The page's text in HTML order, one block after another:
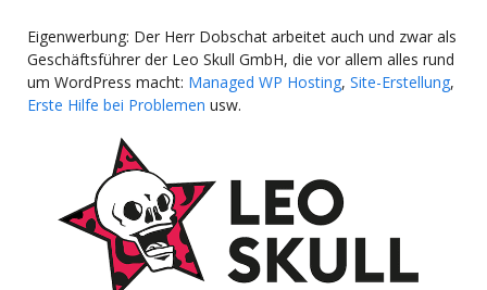
Eigenwerbung: Der Herr Dobschat arbeitet auch und zwar als
Geschäftsführer der Leo Skull GmbH, die vor allem alles rund
um WordPress macht: Managed WP Hosting, Site-Erstellung,
Erste Hilfe bei Problemen usw.